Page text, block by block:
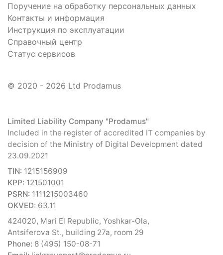
Поручение на обработку персональных данных
Контакты и информация
Инструкция по эксплуатации
Справочный центр
Статус сервисов
© 2020 - 2026 Ltd Prodamus
Limited Liability Company "Prodamus"
Included in the register of accredited IT companies by
decision of the Ministry of Digital Development dated
23.09.2021
TIN: 1215156909
KPP: 121501001
PSRN: 1111215003460
OKVED: 63.11
424020, Mari El Republic, Yoshkar-Ola,
Antsiferova St., building 27a, room 29
Phone: 8 (495) 150-08-71